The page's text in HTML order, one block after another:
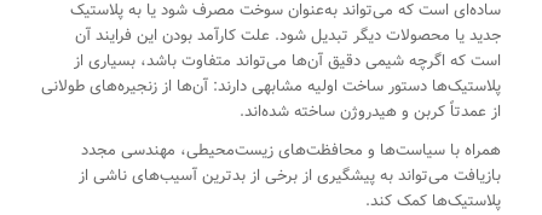
ساده‌ای است که می‌تواند به‌عنوان سوخت مصرف شود یا به پلاستیک
جدید یا محصولات دیگر تبدیل شود. علت کارآمد بودن این فرایند آن
است که اگرچه شیمی دقیق آن‌ها می‌تواند متفاوت باشد، بسیاری از
پلاستیک‌ها دستور ساخت اولیه مشابهی دارند: آن‌ها از زنجیره‌های طولانی
از عمدتاً کربن و هیدروژن ساخته شده‌اند.
همراه با سیاست‌ها و محافظت‌های زیست‌محیطی، مهندسی مجدد
بازیافت می‌تواند به پیشگیری از برخی از بدترین آسیب‌های ناشی از
پلاستیک‌ها کمک کند.